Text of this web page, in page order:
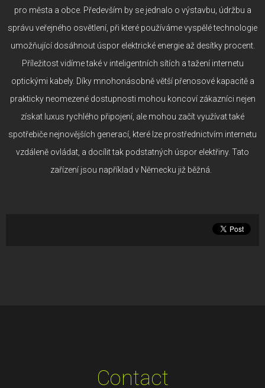
pro města a obce. Především by se jednalo o výstavbu, údržbu a
správu veřejného osvětlení, při které používáme vyspělé technologie
umožňující dosáhnout úspor elektrické energie až desítky procent.
Příležitost vidíme také v inteligentních sítích a tažení internetu
optickými kabely. Díky mnohonásobně větší přenosové kapacitě a
prakticky neomezené dostupnosti mohou koncoví zákazníci nejen
získat luxus rychlého připojení, ale mohou začít využívat také
spotřebiče nejnovějších generací, které lze prostřednictvím internetu
vzdáleně ovládat, a docílit tak podstatných úspor elektřiny. Tato
zařízení jsou například v Německu již běžná.
Contact